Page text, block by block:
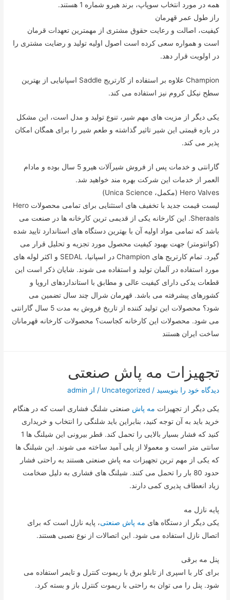
همه در مورد انتخاب سوپاپ، برند هیرو شماره 1 هستند.
راز طول عمر قهرمان
کیفیت، اصالت و رعایت حقوق مشتری از مهمترین تعهدات قرمان
است و همواره سعی کرده است اصول اولیه تولید و رضایت مشتری را
در اولویت قرار دهد.
Champion علاوه بر استفاده از کارتریج Saddle اسپانیایی از بهترین
سطح نیکل کروم نیز استفاده می کند.
یکی دیگر از مزیت های مهم شیر، تنوع تولید و مدل است، این مشکل
در بازه قیمتی این شیر تاثیر گذاشته و طعم شیر را برای همگان امکان
پذیر می کند.
گارانتی و خدمات پس از فروش شیرآلات هیرو 5 سال بوده و مادام
العمر از خدمات این شرکت بهره مند خواهید شد.
Hero Valves (مکمل، Unica Science)
لیست قیمت جدید با تخفیف های استثنایی برای تمامی محصولات Hero
Sheraals. این کارخانه یکی از قدیمی ترین کارخانه ها در صنعت می
باشد که تمامی مواد اولیه آن با بهترین دستگاه های استاندارد تایید شده
(کوانتومتر) جهت بهبود کیفیت محصول مورد تجزیه و تحلیل قرار می
گیرد. تمام کارتریج های Champion در اسپانیا، SEDAL و اکثر لوله های
مورد استفاده در آلمان تولید و استفاده می شوند. شایان ذکر است این
قطعات یدکی دارای کیفیت عالی و مطابق با استانداردهای اروپا و
کشورهای پیشرفته می باشد. قهرمان شرال چند سال تضمین می
شود؟ محصولات این تولید کننده از تاریخ فروش به مدت 5 سال گارانتی
می شود. محصولات این کارخانه کجاست؟ محصولات کارخانه قهرمانان
ساخت ایران هستند
تجهیزات مه پاش صنعتی
دیدگاه‌ خود را بنویسید /
Uncategorized / از admin
یکی دیگر از تجهیزات مه پاش صنعتی شلنگ فشاری است که در هنگام
خرید باید به آن توجه کنید، بنابراین باید شلنگی را انتخاب و خریداری
کنید که فشار بسیار بالایی را تحمل کند. قطر بیرونی این شیلنگ ها 1
سانتی متر است و معمولا از پلی آمید ساخته می شوند. این شیلنگ ها
که یکی از مهم ترین تجهیزات مه پاش صنعتی هستند به راحتی فشار
حدود 80 بار را تحمل می کنند. شیلنگ های فشاری به دلیل ضخامت
زیاد انعطاف پذیری کمی دارند.
پایه نازل مه
یکی دیگر از دستگاه های مه پاش صنعتی، پایه نازل است که برای
اتصال نازل استفاده می شود. این اتصالات از نوع نصبی هستند.
پنل مه برقی
برای کار با اسپری از تابلو برق با ریموت کنترل و تایمر استفاده می
شود. پنل را می توان به راحتی با ریموت کنترل باز و بسته کرد.